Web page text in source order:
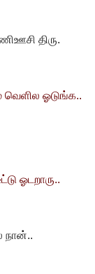
திரு.
வெளில ஓடுங்க..
ஓடறாரு..
நான்..